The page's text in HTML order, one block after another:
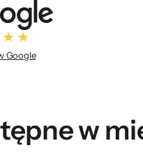
Google
w